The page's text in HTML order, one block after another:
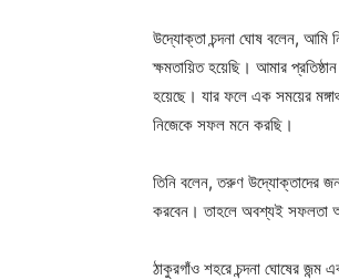
উদ্যোক্তা চন্দনা ঘোষ বলেন, আমি
ক্ষমতায়িত হয়েছি। আমার
হয়েছে। যার ফলে এক সময়ের
নিজেকে সফল মনে করছি।
তিনি বলেন, তরুণ উদ্যোক্তাদের
করবেন। তাহলে অবশ্যই সফলতা
ঠাকুরগাঁও শহরে চন্দনা ঘোষের জন্ম